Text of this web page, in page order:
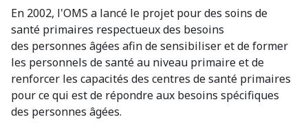
En 2002, l'OMS a lancé le projet pour des soins de
santé primaires respectueux des besoins
des personnes âgées afin de sensibiliser et de former
les personnels de santé au niveau primaire et de
renforcer les capacités des centres de santé primaires
pour ce qui est de répondre aux besoins spécifiques
des personnes âgées.